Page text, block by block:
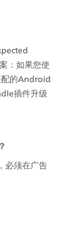
：如果您使
配的Android
插件升级
必须在广告